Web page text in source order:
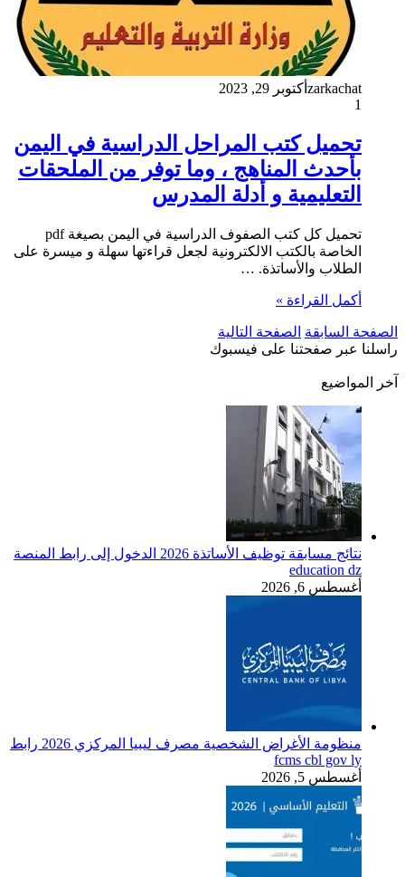
zarkachat أكتوبر 29, 2023
1
تحميل كتب المراحل الدراسية في اليمن
بأحدث المناهج ، وما توفر من الملحقات
التعليمية و أدلة المدرس
تحميل كل كتب الصفوف الدراسية في اليمن بصيغة pdf
الخاصة بالكتب الالكترونية لجعل قراءتها سهلة و ميسرة على
الطلاب والأساتذة. …
أكمل القراءة »
الصفحة السابقة الصفحة التالية
راسلنا عبر صفحتنا على فيسبوك
آخر المواضيع
نتائج مسابقة توظيف الأساتذة 2026 الدخول إلى رابط المنصة
education dz
أغسطس 6, 2026
منظومة الأغراض الشخصية مصرف ليبيا المركزي 2026 رابط
fcms cbl gov ly
أغسطس 5, 2026